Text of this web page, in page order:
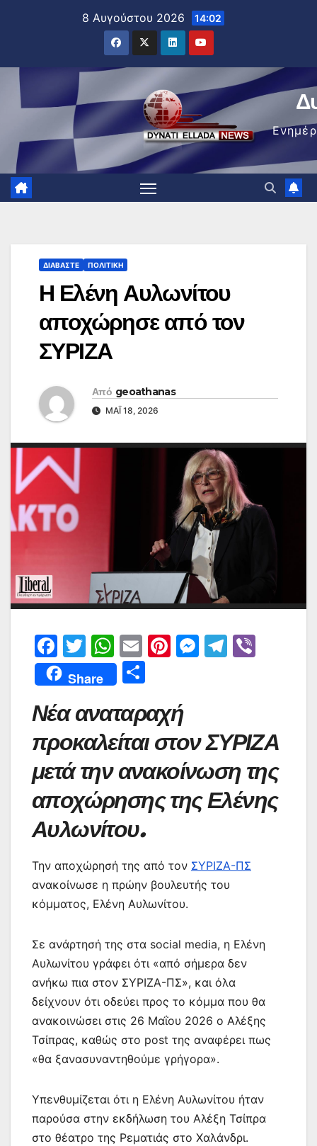
8 Αυγούστου 2026 14:02
ΔΙΑΒΆΣΤΕ ΠΟΛΙΤΙΚΉ
Η Ελένη Αυλωνίτου
αποχώρησε από τον
ΣΥΡΙΖΑ
Από geoathanas
ΜΆΙ 18, 2026
F
a
c
e
b
o
o
k
T
w
itt
er
W
h
at
s
A
p
p
E
m
ai
l
Pi
e
st
M
e
n
g
er
T
a
m
Share
ρ
α
σ
τε
ίτ
ε
Νέα αναταραχή
προκαλείται στον ΣΥΡΙΖΑ
μετά την ανακοίνωση της
αποχώρησης της Ελένης
Αυλωνίτου.
Την αποχώρησή της από τον ΣΥΡΙΖΑ-ΠΣ
ανακοίνωσε η πρώην βουλευτής του
κόμματος, Ελένη Αυλωνίτου.
Σε ανάρτησή της στα social media, η Ελένη
Αυλωνίτου γράφει ότι «από σήμερα δεν
ανήκω πια στον ΣΥΡΙΖΑ-ΠΣ», και όλα
δείχνουν ότι οδεύει προς το κόμμα που θα
ανακοινώσει στις 26 Μαΐου 2026 ο Αλέξης
Τσίπρας, καθώς στο post της αναφέρει πως
«θα ξανασυναντηθούμε γρήγορα».
Υπενθυμίζεται ότι η Ελένη Αυλωνίτου ήταν
παρούσα στην εκδήλωση του Αλέξη Τσίπρα
στο θέατρο της Ρεματιάς στο Χαλάνδρι.